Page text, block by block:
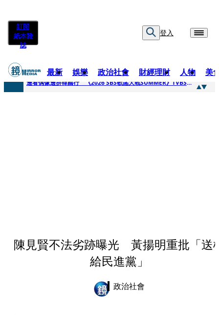
訂閱
紙本雜
誌
登入
最新 娛樂 政治社會 財經理財 人物 美
快訊
邊看偶像邊拚韓國行 《2026 SBS歌謠大戰SUMMER》TVBS直播祭追星福利
陳見賢不法劣跡曝光 黃揚明重批「送
給民進黨」
政治社會